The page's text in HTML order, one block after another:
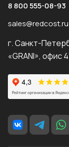
8 800 555-08-93
sales@redcost.ru
г. Санкт-
«GRANI», офис